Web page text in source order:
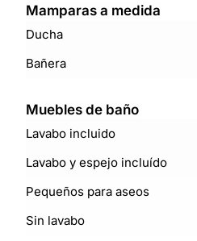
Mamparas a medida
Ducha
Bañera
Muebles de baño
Lavabo incluido
Lavabo y espejo incluído
Pequeños para aseos
Sin lavabo